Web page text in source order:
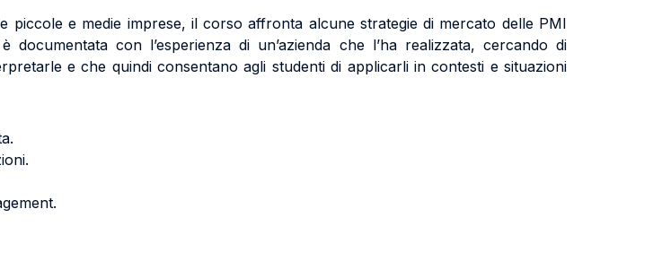
e medie imprese, il corso affronta alcune strategie di mercato delle PMI
con l’esperienza di un’azienda che l’ha realizzata, cercando di
e che quindi consentano agli studenti di applicarli in contesti e situazioni